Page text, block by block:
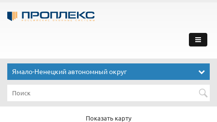
Ямало-Ненецкий автономный округ
Показать карту